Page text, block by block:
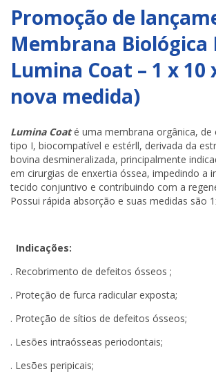
Promoção de
Membrana Biológica
Lumina Coat – 1 x 10
nova medida)
Lumina Coat é uma membrana orgânica, de
tipo I, biocompatível e estérll, derivada da
bovina desmineralizada, principalmente
em cirurgias de enxertia óssea, impedindo a
tecido conjuntivo e contribuindo com a
Possui rápida absorção e suas medidas são
Indicações:
. Recobrimento de defeitos ósseos ;
. Proteção de furca radicular exposta;
. Proteção de sítios de defeitos ósseos;
. Lesões intraósseas periodontais;
. Lesões peripicais;